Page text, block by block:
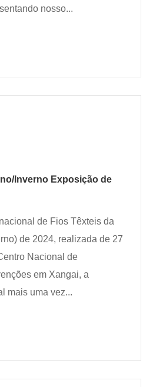
nosso...
Inverno Exposição de
de Fios Têxteis da
de 2024, realizada de 27
Nacional de
em Xangai, a
mais uma vez...